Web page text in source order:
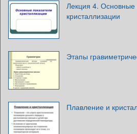
Лекция 4. Основные
кристаллизации
Этапы
Плавление и